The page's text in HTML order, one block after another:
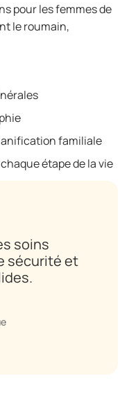
pour les femmes de
le roumain,
familiale
étape de la vie
soins
sécurité et